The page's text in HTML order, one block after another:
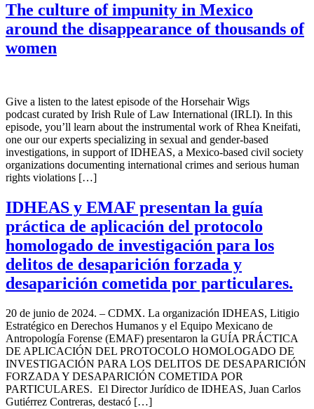
The culture of impunity in Mexico
around the disappearance of thousands of
women
Give a listen to the latest episode of the Horsehair Wigs
podcast curated by Irish Rule of Law International (IRLI). In this
episode, you’ll learn about the instrumental work of Rhea Kneifati,
one our our experts specializing in sexual and gender-based
investigations, in support of IDHEAS, a Mexico-based civil society
organizations documenting international crimes and serious human
rights violations […]
IDHEAS y EMAF presentan la guía
práctica de aplicación del protocolo
homologado de investigación para los
delitos de desaparición forzada y
desaparición cometida por particulares.
20 de junio de 2024. – CDMX. La organización IDHEAS, Litigio
Estratégico en Derechos Humanos y el Equipo Mexicano de
Antropología Forense (EMAF) presentaron la GUÍA PRÁCTICA
DE APLICACIÓN DEL PROTOCOLO HOMOLOGADO DE
INVESTIGACIÓN PARA LOS DELITOS DE DESAPARICIÓN
FORZADA Y DESAPARICIÓN COMETIDA POR
PARTICULARES. El Director Jurídico de IDHEAS, Juan Carlos
Gutiérrez Contreras, destacó […]